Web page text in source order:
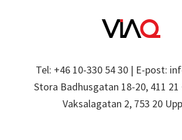
Tel: +46 10-330 54 30 | E-post:
Stora Badhusgatan 18-20, 411
Vaksalagatan 2, 753 20